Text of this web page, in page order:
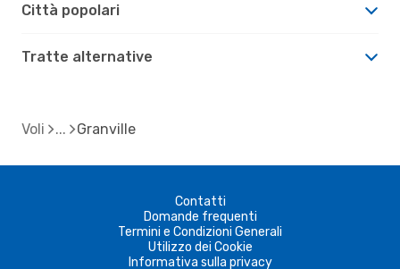
Città popolari
Tratte alternative
Voli Granville
Contatti
Domande frequenti
Termini e Condizioni Generali
Utilizzo dei Cookie
Informativa sulla privacy